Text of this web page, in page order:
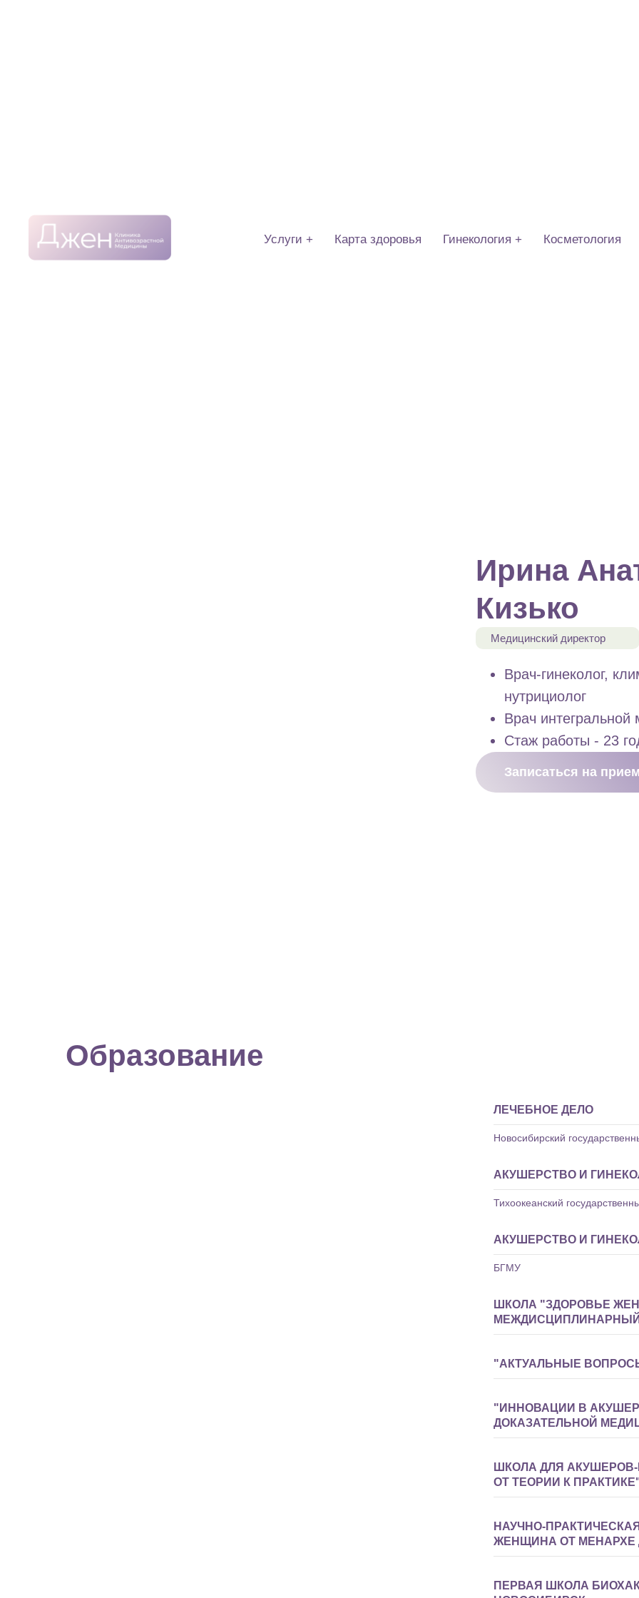
Услуги + Карта здоровья Гинекология + Косметология
Ирина
Кизько
Медицинский директор
Врач-гинеколог,
нутрициолог
Врач интегральной
Стаж работы - 23
Записаться на прием
Образование
ЛЕЧЕБНОЕ ДЕЛО
Новосибирский
АКУШЕРСТВО И
Тихоокеанский
АКУШЕРСТВО И
БГМУ
ШКОЛА "ЗДОРОВЬЕ
"АКТУАЛЬНЫЕ
"ИННОВАЦИИ В
ДОКАЗАТЕЛЬНОЙ
ШКОЛА ДЛЯ
ОТ ТЕОРИИ К
НАУЧНО-
ЖЕНЩИНА ОТ МЕНАРХЕ
ПЕРВАЯ ШКОЛА